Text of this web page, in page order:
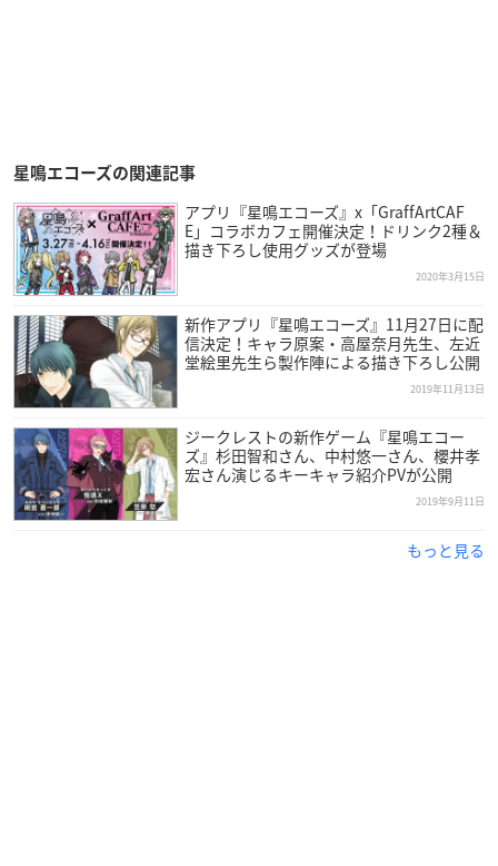
星鳴エコーズの関連記事
アプリ『星鳴エコーズ』x「GraffArtCAF
E」コラボカフェ開催決定！ドリンク2種＆
描き下ろし使用グッズが登場
2020年3月15日
新作アプリ『星鳴エコーズ』11月27日に配
信決定！キャラ原案・高屋奈月先生、左近
堂絵里先生ら製作陣による描き下ろし公開
2019年11月13日
ジークレストの新作ゲーム『星鳴エコー
ズ』杉田智和さん、中村悠一さん、櫻井孝
宏さん演じるキーキャラ紹介PVが公開
2019年9月11日
もっと見る